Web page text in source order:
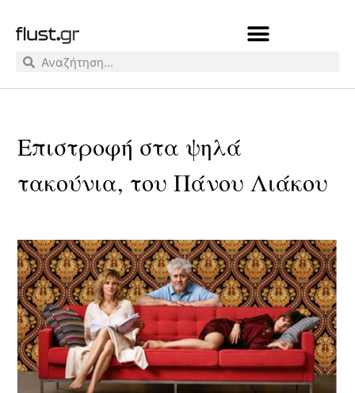
Επιστροφή στα ψηλά
τακούνια, του Πάνου Λιάκου